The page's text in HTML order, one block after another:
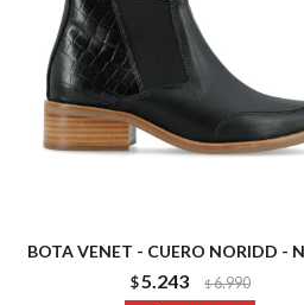
BOTA VENET - CUERO NORIDD -
$5.243 $6.990